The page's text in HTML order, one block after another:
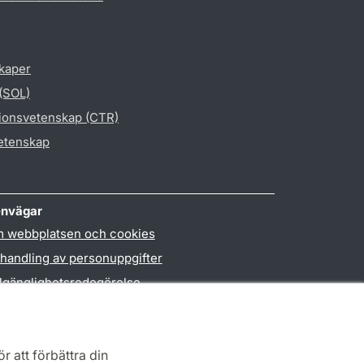
att förbättra din
(CTR)
webbplatsen och cookies
av personuppgifter